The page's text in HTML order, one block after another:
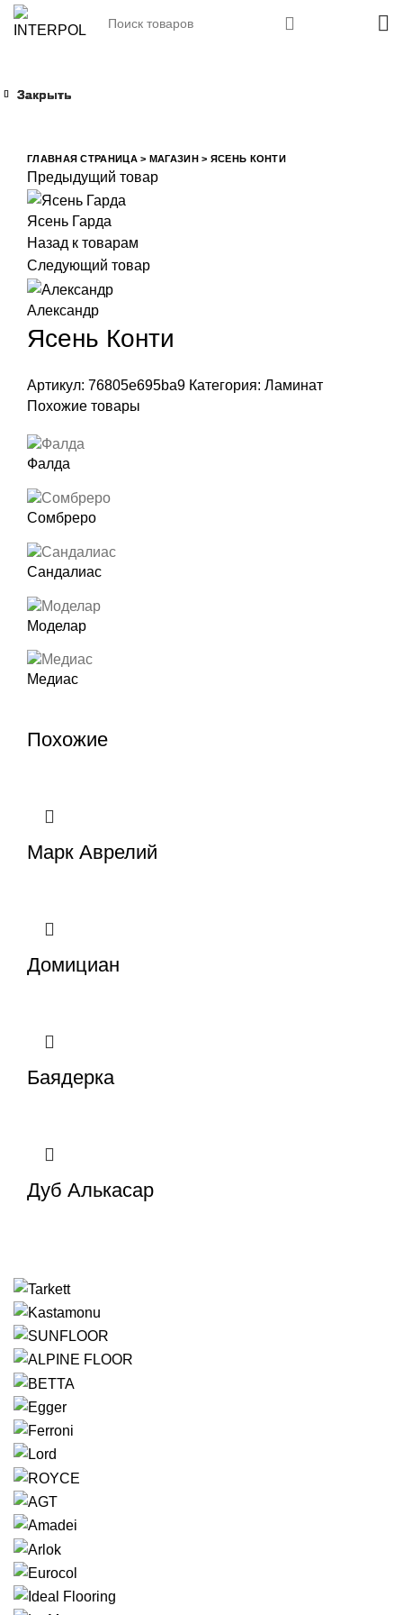
ГЛАВНАЯ СТРАНИЦА> МАГАЗИН> ЯСЕНЬ КОНТИ
Предыдущий товар
Ясень Гарда
Назад к товарам
Следующий товар
Александр
Ясень Конти
Артикул: 76805e695ba9 Категория: Ламинат
Похожие товары
Фалда
Сомбреро
Сандалиас
Моделар
Медиас
Похожие
Закрыть
Марк Аврелий
Закрыть
Домициан
Закрыть
Баядерка
Закрыть
Дуб Алькасар